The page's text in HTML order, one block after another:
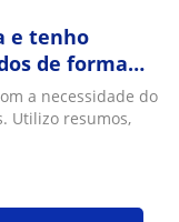
e tenho
de forma
e muito
a necessidade do
Utilizo resumos,